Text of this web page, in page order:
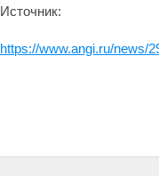
Источник:
https://www.angi.ru/news/